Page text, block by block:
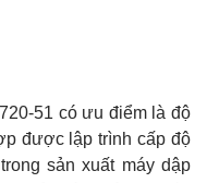
51 có ưu điểm là độ
được lập trình cấp độ
sản xuất máy dập